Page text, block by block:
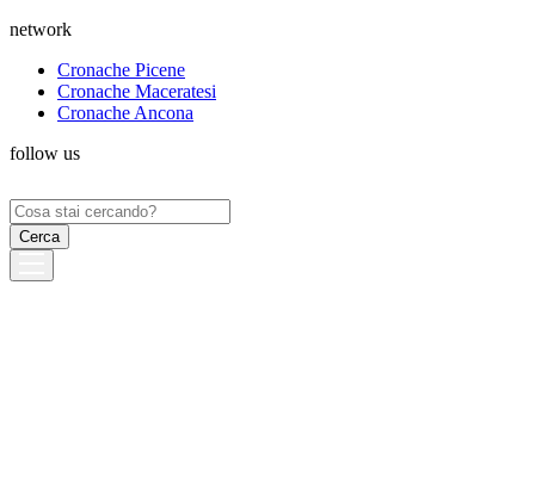
network
Cronache Picene
Cronache Maceratesi
Cronache Ancona
follow us
Ricerca
per: